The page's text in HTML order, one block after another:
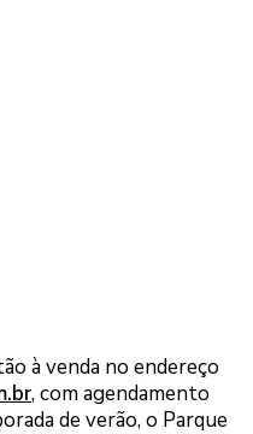
à venda no endereço
, com agendamento
de verão, o Parque